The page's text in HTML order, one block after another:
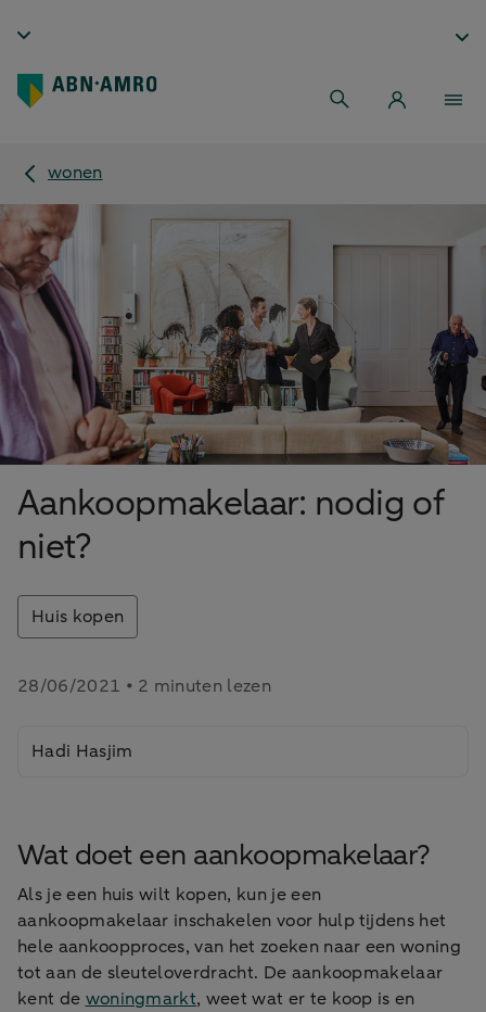
wonen
Aankoopmakelaar: nodig of
niet?
Huis kopen
28/06/2021 • 2 minuten lezen
Hadi Hasjim
Wat doet een aankoopmakelaar?
Als je een huis wilt kopen, kun je een
aankoopmakelaar inschakelen voor hulp tijdens het
hele aankoopproces, van het zoeken naar een woning
tot aan de sleuteloverdracht. De aankoopmakelaar
kent de woningmarkt, weet wat er te koop is en